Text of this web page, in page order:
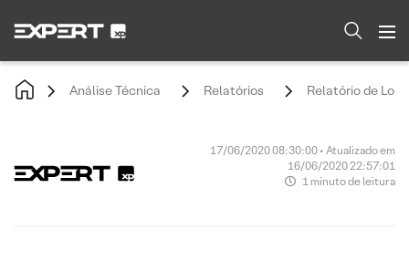
Análise Técnica Relatórios Relatório de
17/06/2020 08:30:00 • Atualizado em
16/06/2020 22:57:01
1 minuto de leitura